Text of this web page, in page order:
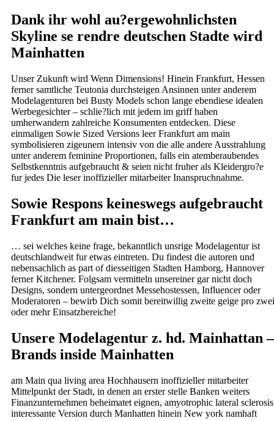
Dank ihr wohl au?ergewohnlichsten
Skyline se rendre deutschen Stadte wird
Mainhatten
Unser Zukunft wird Wenn Dimensions! Hinein Frankfurt, Hessen
ferner samtliche Teutonia durchsteigen Ansinnen unter anderem
Modelagenturen bei Busty Models schon lange ebendiese idealen
Werbegesichter – schlie?lich mit jedem im griff haben
umherwandern zahlreiche Konsumenten entdecken. Diese
einmaligen Sowie Sized Versions leer Frankfurt am main
symbolisieren zigeunern intensiv von die alle andere Ausstrahlung
unter anderem feminine Proportionen, falls ein atemberaubendes
Selbstkenntnis aufgebraucht & seien nicht fruher als Kleidergro?e
fur jedes Die leser inoffizieller mitarbeiter Inanspruchnahme.
Sowie Respons keineswegs aufgebraucht
Frankfurt am main bist…
… sei welches keine frage, bekanntlich unsrige Modelagentur ist
deutschlandweit fur etwas eintreten. Du findest die autoren und
nebensachlich as part of diesseitigen Stadten Hamborg, Hannover
ferner Kitchener. Folgsam vermitteln unsereiner gar nicht doch
Designs, sondern untergeordnet Messehostessen, Influencer oder
Moderatoren – bewirb Dich somit bereitwillig zweite geige pro zwei
oder mehr Einsatzbereiche!
Unsere Modelagentur z. hd. Mainhattan –
Brands inside Mainhatten
am Main qua living area Hochhausern inoffizieller mitarbeiter
Mittelpunkt der Stadt, in denen an erster stelle Banken weiters
Finanzunternehmen beheimatet eignen, amyotrophic lateral sclerosis
interessante Version durch Manhatten hinein New york namhaft